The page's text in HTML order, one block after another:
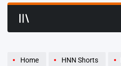
Home HNN Shorts